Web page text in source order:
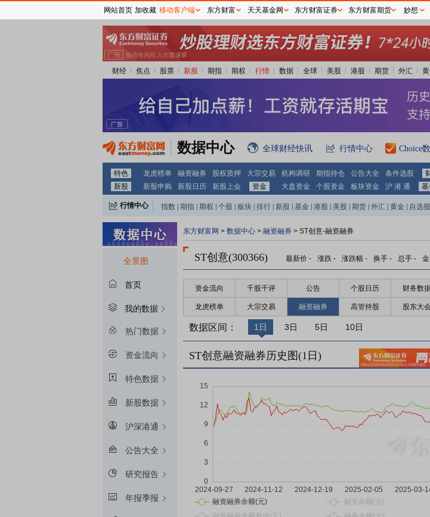
财经 焦点 股票 新股 期指 期权 行情 数据 全球 美股 港股 期货 外汇
数据中心 全球财经快讯 行情中心 Choice
特色 龙虎榜单 融资融券 股权质押 大宗交易 机构调研 期指持仓 公告大全 条件选股
新股
新股申购 新股日历 新股上会 资金 大盘资金 个股资金 板块资金 沪 港 通
行情中心 指数 期指 期权 个股 板块 排行 新股 基金 港股 美股 期货 外汇 黄金 自选股
全景图
首页
我的数据
热门数据
资金流向
特色数据
新股数据
沪深港通
公告大全
研究报告
年报季报
东方财富网 > 数据中心 > 融资融券 > ST创意-融资融券
ST创意(300366) 最新价 - 涨跌 - 涨跌幅 - 换手 - 总手 -
资金流向 千股千评 公告 个股日历 财务数
龙虎榜单 大宗交易 融资融券 高管持股 股东大
数据区间： 1日 3日 5日 10日
ST创意融资融券历史图(1 日)
网站首页 加收藏 移动客户端 东方财富 天天基金网 东方财富证券 东方财富期货 妙想